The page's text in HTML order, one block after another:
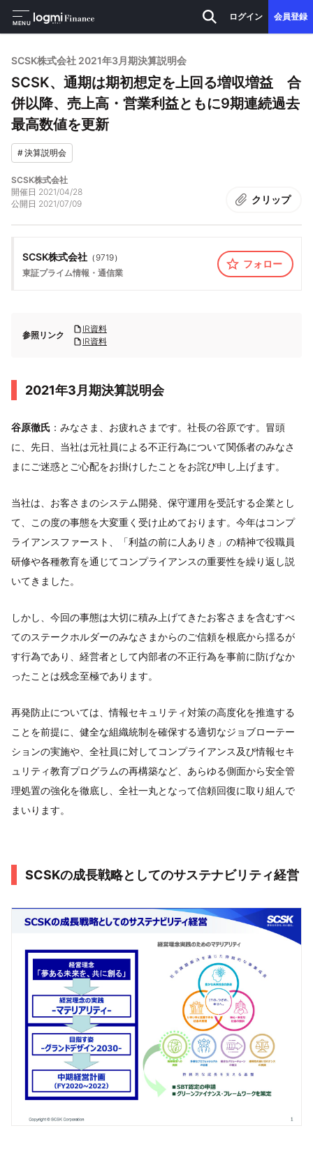
MENU
ログイン 会員登録
SCSK株式会社 2021年3月期決算説明会
SCSK、通期は期初想定を上回る増収増益 合
併以降、売上高・営業利益ともに9期連続過去
最高数値を更新
#決算説明会
SCSK株式会社
開催日 2021/04/28
公開日 2021/07/09 クリップ
SCSK株式会社 （ 9719）
東証プライム情報・通信業
フォロー
参照リンク
IR資料
IR資料
2021年3月期決算説明会
谷原徹氏 ：みなさま、お疲れさまです。社長の谷原です。冒頭
に、先日、当社は元社員による不正行為について関係者のみなさ
まにご迷惑とご心配をお掛けしたことをお詫び申し上げます。
当社は、お客さまのシステム開発、保守運用を受託する企業とし
て、この度の事態を大変重く受け止めております。今年はコンプ
ライアンスファースト、「利益の前に人ありき」の精神で役職員
研修や各種教育を通じてコンプライアンスの重要性を繰り返し説
いてきました。
しかし、今回の事態は大切に積み上げてきたお客さまを含むすべ
てのステークホルダーのみなさまからのご信頼を根底から揺るが
す行為であり、経営者として内部者の不正行為を事前に防げなか
ったことは残念至極であります。
再発防止については、情報セキュリティ対策の高度化を推進する
ことを前提に、健全な組織統制を確保する適切なジョブローテー
ションの実施や、全社員に対してコンプライアンス及び情報セキ
ュリティ教育プログラムの再構築など、あらゆる側面から安全管
理処置の強化を徹底し、全社一丸となって信頼回復に取り組んで
まいります。
SCSKの成長戦略としてのサステナビリティ経営